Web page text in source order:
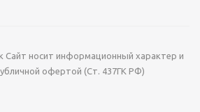
Сайт носит информационный характер и
офертой (Ст. 437ГК РФ)